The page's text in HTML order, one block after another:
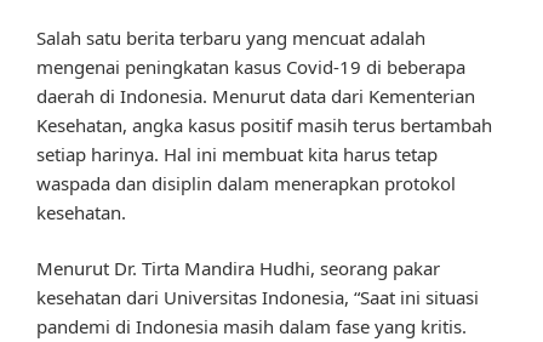
Salah satu berita terbaru yang mencuat adalah
mengenai peningkatan kasus Covid-19 di beberapa
daerah di Indonesia. Menurut data dari Kementerian
Kesehatan, angka kasus positif masih terus bertambah
setiap harinya. Hal ini membuat kita harus tetap
waspada dan disiplin dalam menerapkan protokol
kesehatan.
Menurut Dr. Tirta Mandira Hudhi, seorang pakar
kesehatan dari Universitas Indonesia, “Saat ini situasi
pandemi di Indonesia masih dalam fase yang kritis.